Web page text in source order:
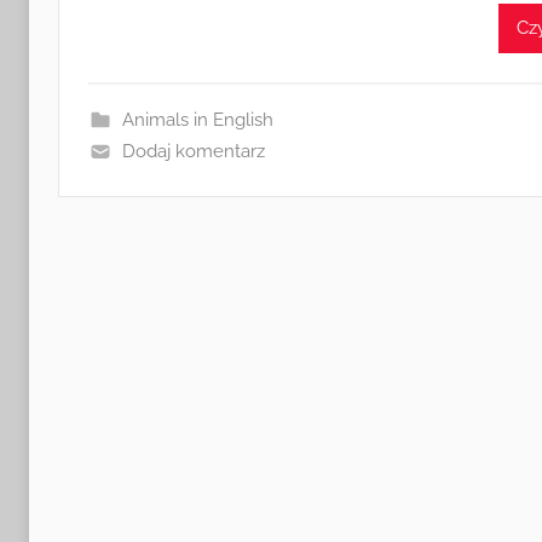
Animals in English
Dodaj komentarz